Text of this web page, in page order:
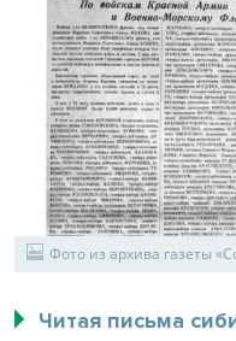
Фото из архива газеты
Читая письма